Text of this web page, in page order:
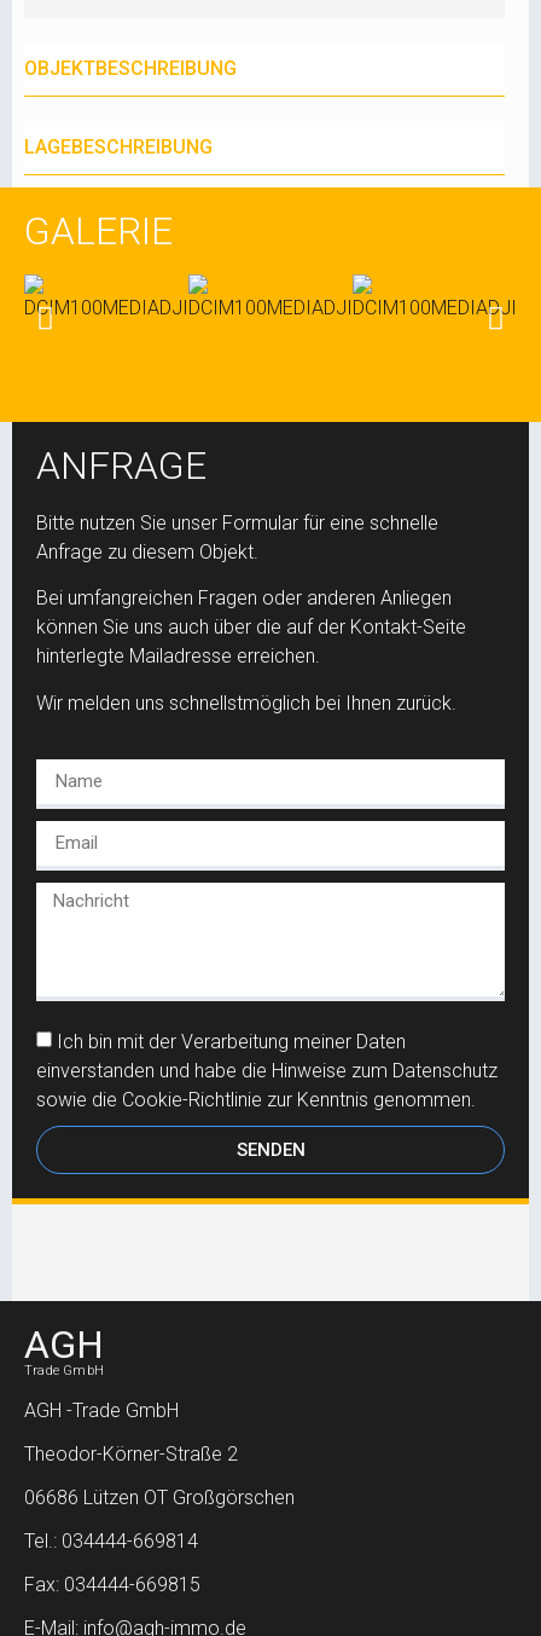
OBJEKTBESCHREIBUNG
LAGEBESCHREIBUNG
GALERIE
ANFRAGE
Bitte nutzen Sie unser Formular für eine schnelle
Anfrage zu diesem Objekt.
Bei umfangreichen Fragen oder anderen Anliegen
können Sie uns auch über die auf der Kontakt-Seite
hinterlegte Mailadresse erreichen.
Wir melden uns schnellstmöglich bei Ihnen zurück.
Ich bin mit der Verarbeitung meiner Daten
einverstanden und habe die Hinweise zum Datenschutz
sowie die Cookie-Richtlinie zur Kenntnis genommen.
SENDEN
AGH
Trade GmbH
AGH -Trade GmbH
Theodor-Körner-Straße 2
06686 Lützen OT Großgörschen
Tel.: 034444-669814
Fax: 034444-669815
E-Mail: info@agh-immo.de